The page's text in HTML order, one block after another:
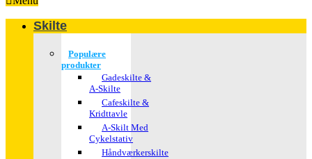
Skilte
Populære
produkter
Gadeskilte &
A-Skilte
Cafeskilte &
Kridttavle
A-Skilt Med
Cykelstativ
Håndværkerskilte